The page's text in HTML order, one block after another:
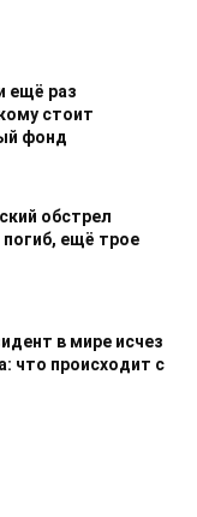
ещё раз
стоит
фонд
обстрел
ещё трое
в мире исчез
что происходит с